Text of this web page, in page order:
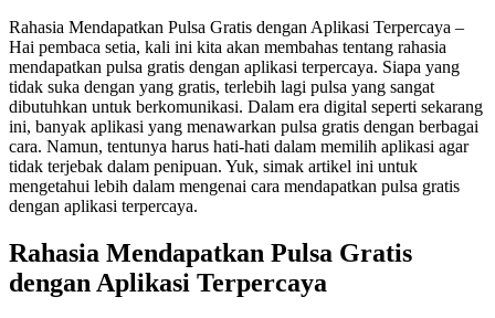
Rahasia Mendapatkan Pulsa Gratis dengan Aplikasi Terpercaya –
Hai pembaca setia, kali ini kita akan membahas tentang rahasia
mendapatkan pulsa gratis dengan aplikasi terpercaya. Siapa yang
tidak suka dengan yang gratis, terlebih lagi pulsa yang sangat
dibutuhkan untuk berkomunikasi. Dalam era digital seperti sekarang
ini, banyak aplikasi yang menawarkan pulsa gratis dengan berbagai
cara. Namun, tentunya harus hati-hati dalam memilih aplikasi agar
tidak terjebak dalam penipuan. Yuk, simak artikel ini untuk
mengetahui lebih dalam mengenai cara mendapatkan pulsa gratis
dengan aplikasi terpercaya.
Rahasia Mendapatkan Pulsa Gratis
dengan Aplikasi Terpercaya